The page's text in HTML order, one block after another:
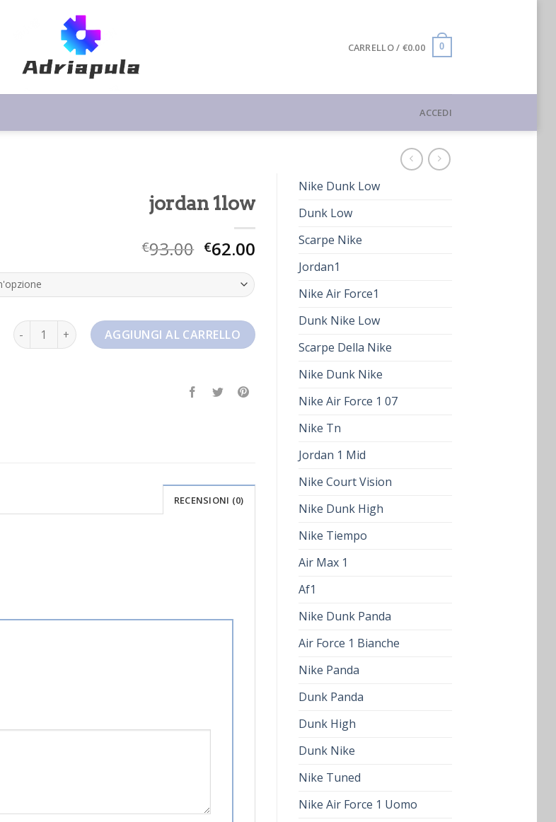
CARRELLO / €0.00 0
ACCEDI
Nike Dunk Low
Dunk Low
Scarpe Nike
Jordan1
Nike Air Force1
Dunk Nike Low
Scarpe Della Nike
Nike Dunk Nike
Nike Air Force 1 07
Nike Tn
Jordan 1 Mid
Nike Court Vision
Nike Dunk High
Nike Tiempo
Air Max 1
Af1
Nike Dunk Panda
Air Force 1 Bianche
Nike Panda
Dunk Panda
Dunk High
Dunk Nike
Nike Tuned
Nike Air Force 1 Uomo
jordan 1low
€93.00 €62.00
jordan 1low quantitàAGGIUNGI AL CARRELLO
RECENSIONI (0)